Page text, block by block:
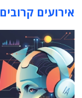
אירועים קרובים